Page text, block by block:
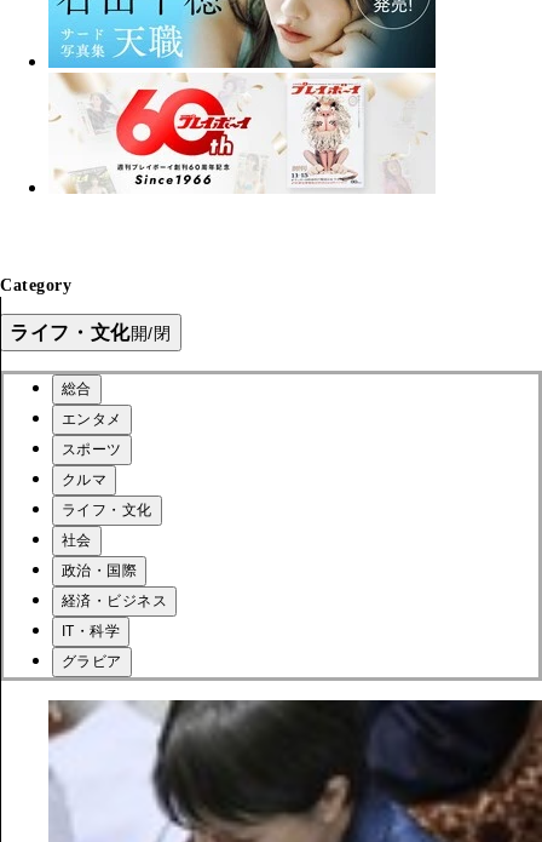
Category
ライフ・文化開/閉
総合
エンタメ
スポーツ
クルマ
ライフ・文化
社会
政治・国際
経済・ビジネス
IT・科学
グラビア